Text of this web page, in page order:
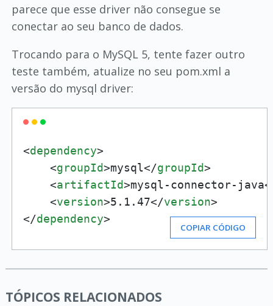
parece que esse driver não consegue se
conectar ao seu banco de dados.
Trocando para o MySQL 5, tente fazer outro
teste também, atualize no seu pom.xml a
versão do mysql driver:
<dependency>
<groupId>mysql</groupId>
<artifactId>mysql-connector-java
<version>5.1.47</version>
</dependency>
COPIAR CÓDIGO
TÓPICOS RELACIONADOS